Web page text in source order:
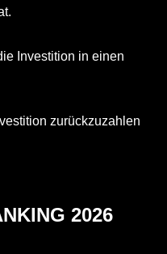
Investition in einen
zurückzuzahlen
2026